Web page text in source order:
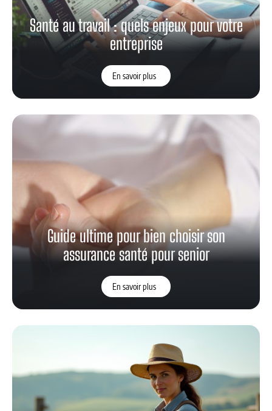
Santé au travail : quels enjeux pour votre
entreprise
En savoir plus
Guide ultime pour bien choisir son
assurance santé pour senior
En savoir plus